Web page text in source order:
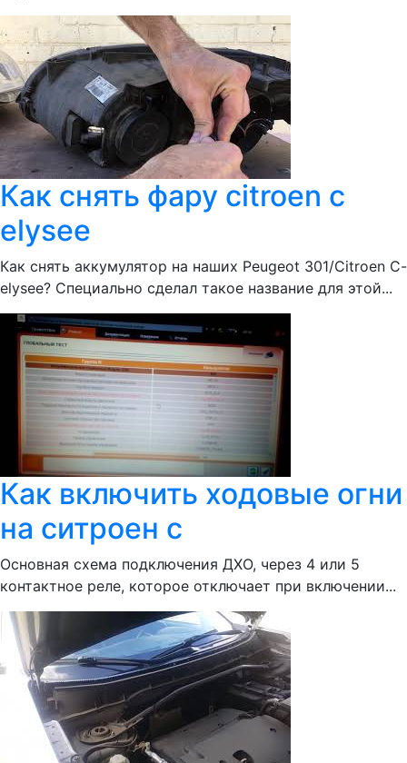
Как снять фару citroen c
elysee
Как снять аккумулятор на наших Peugeot 301/Citroen C-
elysee? Специально сделал такое название для этой...
Как включить ходовые огни
на ситроен с
Основная схема подключения ДХО, через 4 или 5
контактное реле, которое отключает при включении...